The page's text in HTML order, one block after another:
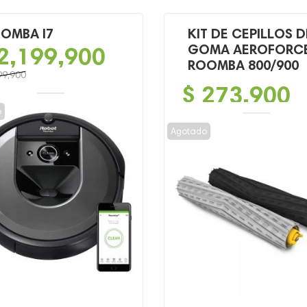
I7
KIT DE CEPILLOS
GOMA
ROOMBA 800/900
$ 273,900
Agotado